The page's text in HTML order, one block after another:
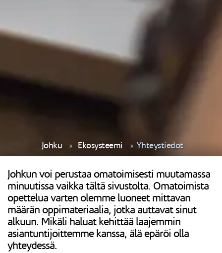
Johku Ekosysteemi Yhteystiedot
Johkun voi perustaa omatoimisesti muutamassa
minuutissa vaikka tältä sivustolta. Omatoimista
opettelua varten olemme luoneet mittavan
määrän oppimateriaalia, jotka auttavat sinut
alkuun. Mikäli haluat kehittää laajemmin
asiantuntijoittemme kanssa, älä epäröi olla
yhteydessä.